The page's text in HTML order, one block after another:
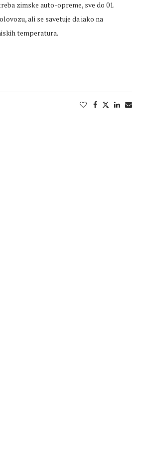
zimske auto-opreme, sve do 01.
ali se savetuje da iako na
temperatura.